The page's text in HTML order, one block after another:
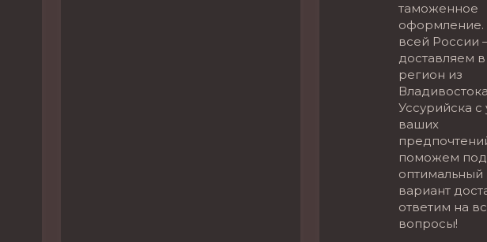
таможенное
оформление.
всей России
доставляем
регион из
Уссурийска с
ваших
поможем
оптимальный
вариант
ответим на
вопросы!